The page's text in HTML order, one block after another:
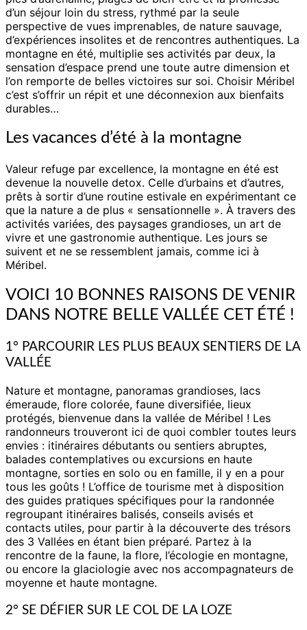
d’un séjour loin du stress, rythmé par la seule
perspective de vues imprenables, de nature sauvage,
d’expériences insolites et de rencontres authentiques. La
montagne en été, multiplie ses activités par deux, la
sensation d’espace prend une toute autre dimension et
l’on remporte de belles victoires sur soi. Choisir Méribel
c’est s’offrir un répit et une déconnexion aux bienfaits
durables…
Les vacances d’été à la montagne
Valeur refuge par excellence, la montagne en été est
devenue la nouvelle detox. Celle d’urbains et d’autres,
prêts à sortir d’une routine estivale en expérimentant ce
que la nature a de plus « sensationnelle ». À travers des
activités variées, des paysages grandioses, un art de
vivre et une gastronomie authentique. Les jours se
suivent et ne se ressemblent jamais, comme ici à
Méribel.
VOICI 10 BONNES RAISONS DE VENIR
DANS NOTRE BELLE VALLÉE CET ÉTÉ !
1° PARCOURIR LES PLUS BEAUX SENTIERS DE LA
VALLÉE
Nature et montagne, panoramas grandioses, lacs
émeraude, flore colorée, faune diversifiée, lieux
protégés, bienvenue dans la vallée de Méribel ! Les
randonneurs trouveront ici de quoi combler toutes leurs
envies : itinéraires débutants ou sentiers abruptes,
balades contemplatives ou excursions en haute
montagne, sorties en solo ou en famille, il y en a pour
tous les goûts ! L’office de tourisme met à disposition
des guides pratiques spécifiques pour la randonnée
regroupant itinéraires balisés, conseils avisés et
contacts utiles, pour partir à la découverte des trésors
des 3 Vallées en étant bien préparé. Partez à la
rencontre de la faune, la flore, l’écologie en montagne,
ou encore la glaciologie avec nos accompagnateurs de
moyenne et haute montagne.
2° SE DÉFIER SUR LE COL DE LA LOZE